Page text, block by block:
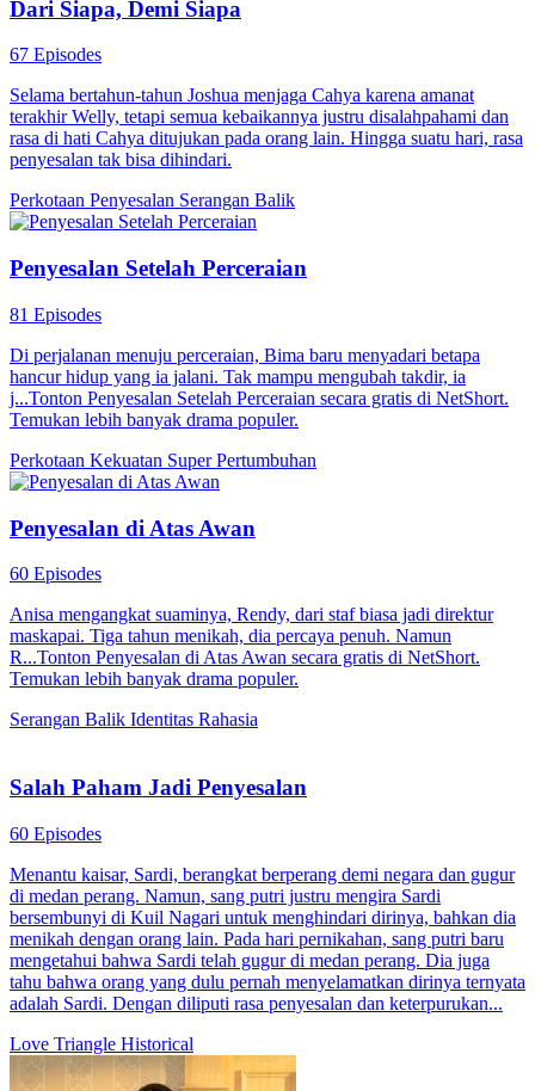
Dari Siapa, Demi Siapa
67 Episodes
Selama bertahun-tahun Joshua menjaga Cahya karena amanat
terakhir Welly, tetapi semua kebaikannya justru disalahpahami dan
rasa di hati Cahya ditujukan pada orang lain. Hingga suatu hari, rasa
penyesalan tak bisa dihindari.
Perkotaan Penyesalan Serangan Balik
Penyesalan Setelah Perceraian
81 Episodes
Di perjalanan menuju perceraian, Bima baru menyadari betapa
hancur hidup yang ia jalani. Tak mampu mengubah takdir, ia
j...Tonton Penyesalan Setelah Perceraian secara gratis di NetShort.
Temukan lebih banyak drama populer.
Perkotaan Kekuatan SuperPertumbuhan
Penyesalan di Atas Awan
60 Episodes
Anisa mengangkat suaminya, Rendy, dari staf biasa jadi direktur
maskapai. Tiga tahun menikah, dia percaya penuh. Namun
R...Tonton Penyesalan di Atas Awan secara gratis di NetShort.
Temukan lebih banyak drama populer.
Serangan Balik Identitas Rahasia
Salah Paham Jadi Penyesalan
60 Episodes
Menantu kaisar, Sardi, berangkat berperang demi negara dan gugur
di medan perang. Namun, sang putri justru mengira Sardi
bersembunyi di Kuil Nagari untuk menghindari dirinya, bahkan dia
menikah dengan orang lain. Pada hari pernikahan, sang putri baru
mengetahui bahwa Sardi telah gugur di medan perang. Dia juga
tahu bahwa orang yang dulu pernah menyelamatkan dirinya ternyata
adalah Sardi. Dengan diliputi rasa penyesalan dan keterpurukan...
Love Triangle Historical